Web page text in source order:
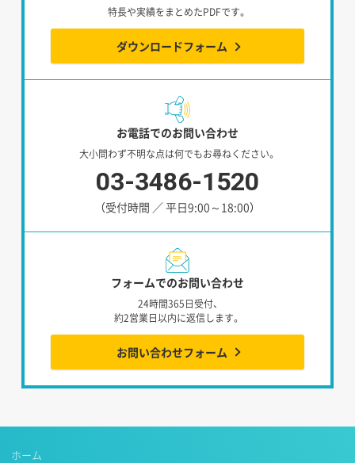
特長や実績をまとめたPDFです。
ダウンロードフォーム
お電話でのお問い合わせ
大小問わず不明な点は何でもお尋ねください。
03-3486-1520
（受付時間 ／ 平日9:00～18:00）
フォームでのお問い合わせ
24時間365日受付、
約2営業日以内に返信します。
お問い合わせフォーム
ホーム